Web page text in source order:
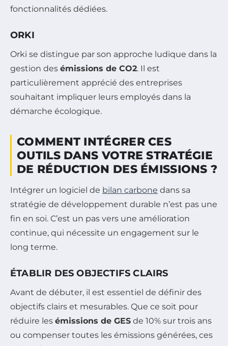
fonctionnalités dédiées.
ORKI
Orki se distingue par son approche ludique dans la
gestion des émissions de CO2. Il est
particulièrement apprécié des entreprises
souhaitant impliquer leurs employés dans la
démarche écologique.
COMMENT INTÉGRER CES
OUTILS DANS VOTRE STRATÉGIE
DE RÉDUCTION DES ÉMISSIONS ?
Intégrer un logiciel de bilan carbone dans sa
stratégie de développement durable n’est pas une
fin en soi. C’est un pas vers une amélioration
continue, qui nécessite un engagement sur le
long terme.
ÉTABLIR DES OBJECTIFS CLAIRS
Avant de débuter, il est essentiel de définir des
objectifs clairs et mesurables. Que ce soit pour
réduire les émissions de GES de 10% sur trois ans
ou compenser toutes les émissions générées, ces